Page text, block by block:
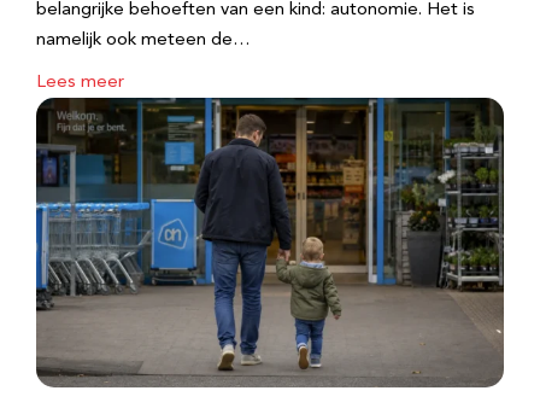
belangrijke behoeften van een kind: autonomie. Het is
namelijk ook meteen de…
Lees meer